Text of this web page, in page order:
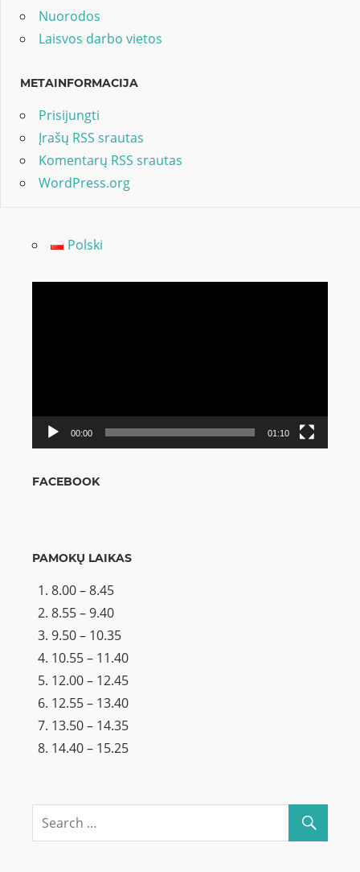
Nuorodos
Laisvos darbo vietos
METAINFORMACIJA
Prisijungti
Įrašų RSS srautas
Komentarų RSS srautas
WordPress.org
Polski
00:00 01:10
FACEBOOK
PAMOKŲ LAIKAS
8.00 – 8.45
8.55 – 9.40
9.50 – 10.35
10.55 – 11.40
12.00 – 12.45
12.55 – 13.40
13.50 – 14.35
14.40 – 15.25